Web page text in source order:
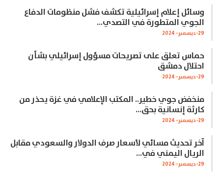
وسائل إعلام إسرائيلية تكشف فشل منظومات الدفاع
الجوي المتطورة في التصدي…
29-ديسمبر- 2024
حماس تعلق على تصريحات مسؤول إسرائيلي بشأن
احتلال دمشق
29-ديسمبر- 2024
منخفض جوي خطير.. المكتب الإعلامي في غزة يحذر من
كارثة إنسانية بحق…
29-ديسمبر- 2024
آخر تحديث مسائي لأسعار صرف الدولار والسعودي مقابل
الريال اليمني في…
29-ديسمبر- 2024